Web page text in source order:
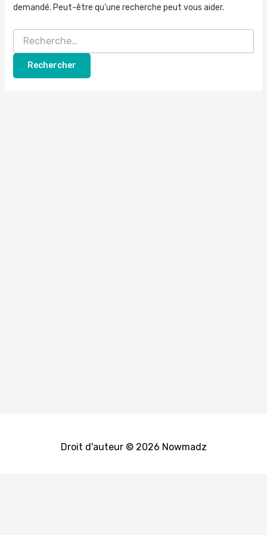
demandé. Peut-être qu’une recherche peut vous aider.
Rechercher :
Droit d'auteur © 2026 Nowmadz